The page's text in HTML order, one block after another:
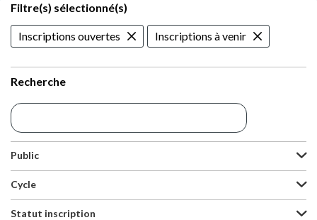
Filtre(s) sélectionné(s)
Inscriptions ouvertes Inscriptions à venir
Recherche
Public
Cycle
Statut inscription